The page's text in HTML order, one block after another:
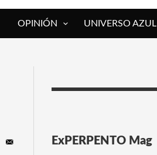
OPINIÓN UNIVERSO AZUL
ExPERPENTO Mag